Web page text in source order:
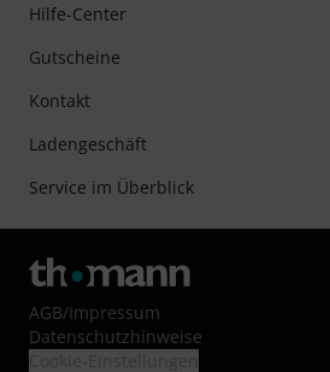
Hilfe-Center
Gutscheine
Kontakt
Ladengeschäft
Service im Überblick
AGB/Impressum
Datenschutzhinweise